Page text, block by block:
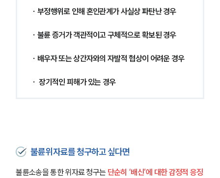
∙ 부정행위로 인해 혼인관계가 사실상 파탄난 경우
∙ 불륜 증거가 객관적이고 구체적으로 확보된 경우
∙ 배우자 또는 상간자와의 자발적 협상이 어려운 경우
∙  장기적인 피해가 있는 경우
불륜위자료를 청구하고 싶다면
불륜소송을 통한 위자료 청구는 단순히 ‘배신’에 대한 감정적 응징